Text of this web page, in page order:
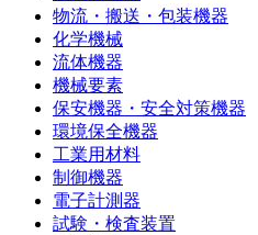
物流・搬送・包装機器
化学機械
流体機器
機械要素
保安機器・安全対策機器
環境保全機器
工業用材料
制御機器
電子計測器
試験・検査装置